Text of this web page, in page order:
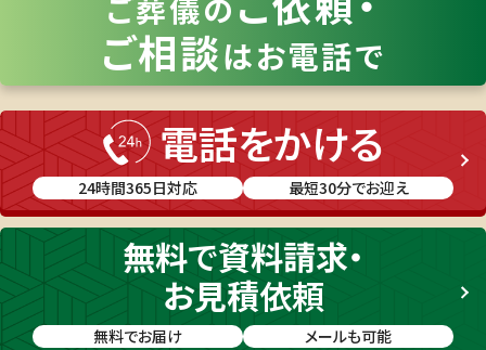
（ご希望の際は事前にフリーダイヤルにご連絡いただ
き、ご希望日時や場所をお伝えください）
ご相談はお電話で
電話をかける
24時間365日対応 最短30分でお迎え
無料で資料請求・
お見積依頼
無料でお届け メールも可能